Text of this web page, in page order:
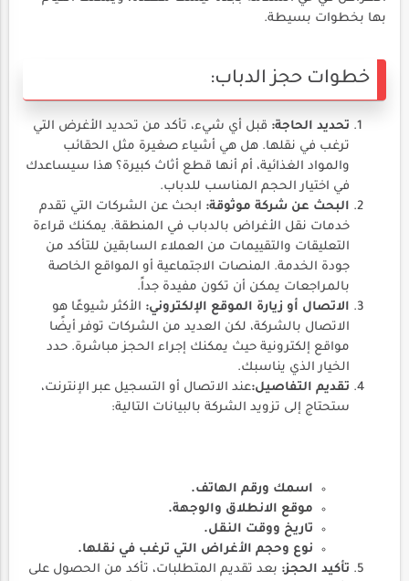
بها بخطوات بسيطة.
خطوات حجز الدباب:
تحديد الحاجة: قبل أي شيء، تأكد من تحديد الأغرض التي
ترغب في نقلها. هل هي أشياء صغيرة مثل الحقائب
والمواد الغذائية، أم أنها قطع أثاث كبيرة؟ هذا سيساعدك
في اختيار الحجم المناسب للدباب.
البحث عن شركة موثوقة: ابحث عن الشركات التي تقدم
خدمات نقل الأغراض بالدباب في المنطقة. يمكنك قراءة
التعليقات والتقييمات من العملاء السابقين للتأكد من
جودة الخدمة. المنصات الاجتماعية أو المواقع الخاصة
بالمراجعات يمكن أن تكون مفيدة جداً.
الاتصال أو زيارة الموقع الإلكتروني: الأكثر شيوعًا هو
الاتصال بالشركة، لكن العديد من الشركات توفر أيضًا
مواقع إلكترونية حيث يمكنك إجراء الحجز مباشرة. حدد
الخيار الذي يناسبك.
تقديم التفاصيل:عند الاتصال أو التسجيل عبر الإنترنت،
ستحتاج إلى تزويد الشركة بالبيانات التالية:
اسمك ورقم الهاتف.
موقع الانطلاق والوجهة.
تاريخ ووقت النقل.
نوع وحجم الأغراض التي ترغب في نقلها.
تأكيد الحجز: بعد تقديم المتطلبات، تأكد من الحصول على